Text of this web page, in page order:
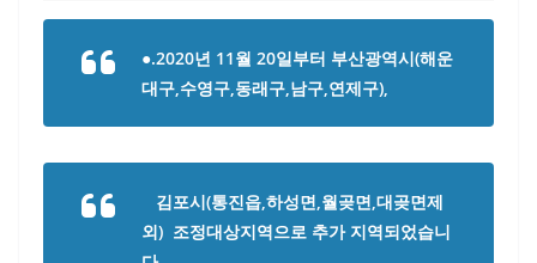
●.2020년 11월 20일부터 부산광역시(해운
대구,수영구,동래구,남구,연제구),
김포시(통진읍,하성면,월곶면,대곶면제
외) 조정대상지역으로 추가 지역되었습니